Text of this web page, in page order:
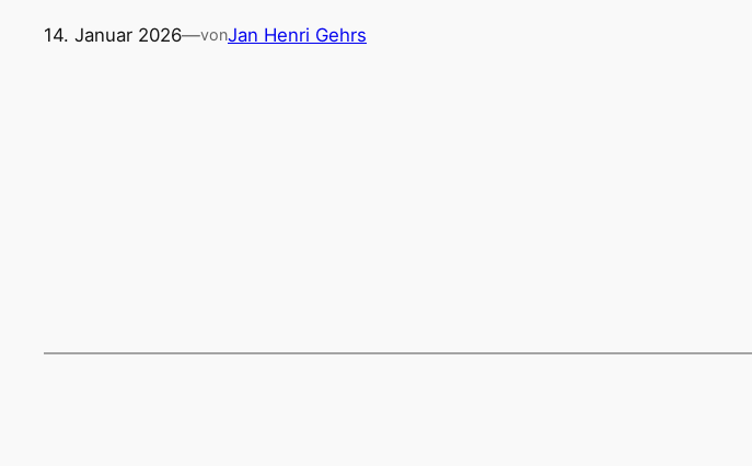
14. Januar 2026—vonJan Henri Gehrs